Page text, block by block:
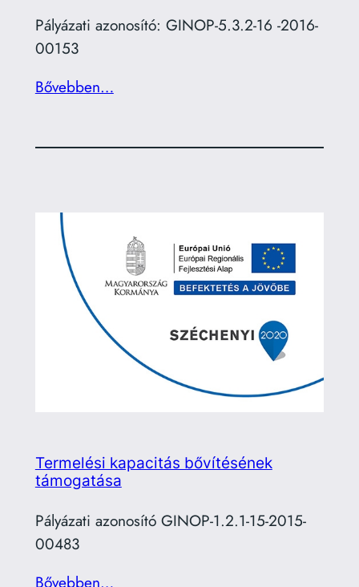
Pályázati azonosító: GINOP-5.3.2-16 -2016-
00153
Bővebben…
Termelési kapacitás bővítésének
támogatása
Pályázati azonosító GINOP-1.2.1-15-2015-
00483
Bővebben…